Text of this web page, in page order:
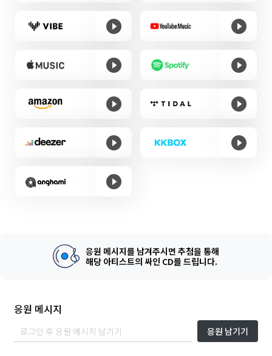
응원 메시지를 남겨주시면 추첨을 통해
해당 아티스트의 싸인 CD를 드립니다.
응원 메시지
응원 남기기